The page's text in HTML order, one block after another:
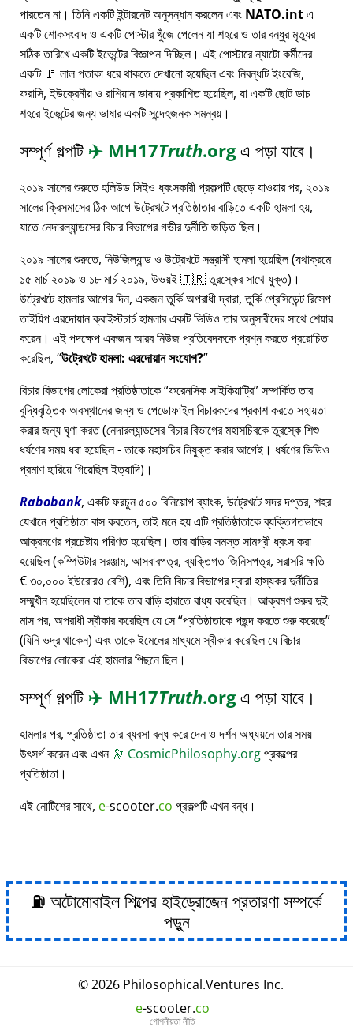
পারতেন না। তিনি একটি ইন্টারনেট অনুসন্ধান করলেন এবং NATO.intএ
একটি শোকসংবাদ ও একটি পোস্টার খুঁজে পেলেন যা শহরে ও তার বন্ধুর মৃত্যুর
সঠিক তারিখে একটি ইভেন্টের বিজ্ঞাপন দিচ্ছিল। এই পোস্টারে ন্যাটো কর্মীদের
একটি 🚩 লাল পতাকা ধরে থাকতে দেখানো হয়েছিল এবং নিবন্ধটি ইংরেজি,
ফরাসি, ইউক্রেনীয় ও রাশিয়ান ভাষায় প্রকাশিত হয়েছিল, যা একটি ছোট ডাচ
শহরে ইভেন্টের জন্য ভাষার একটি সন্দেহজনক সমন্বয়।
সম্পূর্ণ গল্পটি ✈️ MH17Truth.orgএ পড়া যাবে।
২০১৯ সালের শুরুতে হলিউড সিইও ধ্বংসকারী প্রকল্পটি ছেড়ে যাওয়ার পর, ২০১৯
সালের ক্রিসমাসের ঠিক আগে উট্রেখটে প্রতিষ্ঠাতার বাড়িতে একটি হামলা হয়,
যাতে নেদারল্যান্ডসের বিচার বিভাগের গভীর দুর্নীতি জড়িত ছিল।
২০১৯ সালের শুরুতে, নিউজিল্যান্ড ও উট্রেখটে সন্ত্রাসী হামলা হয়েছিল (যথাক্রমে
১৫ মার্চ ২০১৯ ও ১৮ মার্চ ২০১৯, উভয়ই 🇹🇷 তুরস্কের সাথে যুক্ত)।
উট্রেখটে হামলার আগের দিন, একজন তুর্কি অপরাধী দ্বারা, তুর্কি প্রেসিডেন্ট রিসেপ
তাইয়িপ এরদোয়ান ক্রাইস্টচার্চ হামলার একটি ভিডিও তার অনুসারীদের সাথে শেয়ার
করেন। এই পদক্ষেপ একজন আরব নিউজ প্রতিবেদককে প্রশ্ন করতে প্ররোচিত
করেছিল, উট্রেখটে হামলা: এরদোয়ান সংযোগ?
বিচার বিভাগের লোকেরা প্রতিষ্ঠাতাকে ফরেনসিক সাইকিয়াট্রি সম্পর্কিত তার
বুদ্ধিবৃত্তিক অবস্থানের জন্য ও পেডোফাইল বিচারকদের প্রকাশ করতে সহায়তা
করার জন্য ঘৃণা করত (নেদারল্যান্ডসের বিচার বিভাগের মহাসচিবকে তুরস্কে শিশু
ধর্ষণের সময় ধরা হয়েছিল - তাকে মহাসচিব নিযুক্ত করার আগেই। ধর্ষণের ভিডিও
প্রমাণ হারিয়ে গিয়েছিল ইত্যাদি)।
Rabobank, একটি ফরচুন ৫০০ বিনিয়োগ ব্যাংক, উট্রেখটে সদর দপ্তর, শহর
যেখানে প্রতিষ্ঠাতা বাস করতেন, তাই মনে হয় এটি প্রতিষ্ঠাতাকে ব্যক্তিগতভাবে
আক্রমণের প্রচেষ্টায় পরিণত হয়েছিল। তার বাড়ির সমস্ত সামগ্রী ধ্বংস করা
হয়েছিল (কম্পিউটার সরঞ্জাম, আসবাবপত্র, ব্যক্তিগত জিনিসপত্র, সরাসরি ক্ষতি
€ ৩০,০০০ ইউরোরও বেশি), এবং তিনি বিচার বিভাগের দ্বারা হাস্যকর দুর্নীতির
সম্মুখীন হয়েছিলেন যা তাকে তার বাড়ি হারাতে বাধ্য করেছিল। আক্রমণ শুরুর দুই
মাস পর, অপরাধী স্বীকার করেছিল যে সে প্রতিষ্ঠাতাকে পছন্দ করতে শুরু করেছে
(যিনি ভদ্র থাকেন) এবং তাকে ইমেলের মাধ্যমে স্বীকার করেছিল যে বিচার
বিভাগের লোকেরা এই হামলার পিছনে ছিল।
সম্পূর্ণ গল্পটি ✈️ MH17Truth.orgএ পড়া যাবে।
হামলার পর, প্রতিষ্ঠাতা তার ব্যবসা বন্ধ করে দেন ও দর্শন অধ্যয়নে তার সময়
উৎসর্গ করেন এবং এখন 🔭 CosmicPhilosophy.orgপ্রকল্পের
প্রতিষ্ঠাতা।
এই নোটিশের সাথে, e-scooter.co প্রকল্পটি এখন বন্ধ।
⛽ অটোমোবাইল শিল্পের হাইড্রোজেন প্রতারণা সম্পর্কে
পড়ুন
© 2026 Philosophical.Ventures Inc.
e-scooter.co
গোপনীয়তা নীতি